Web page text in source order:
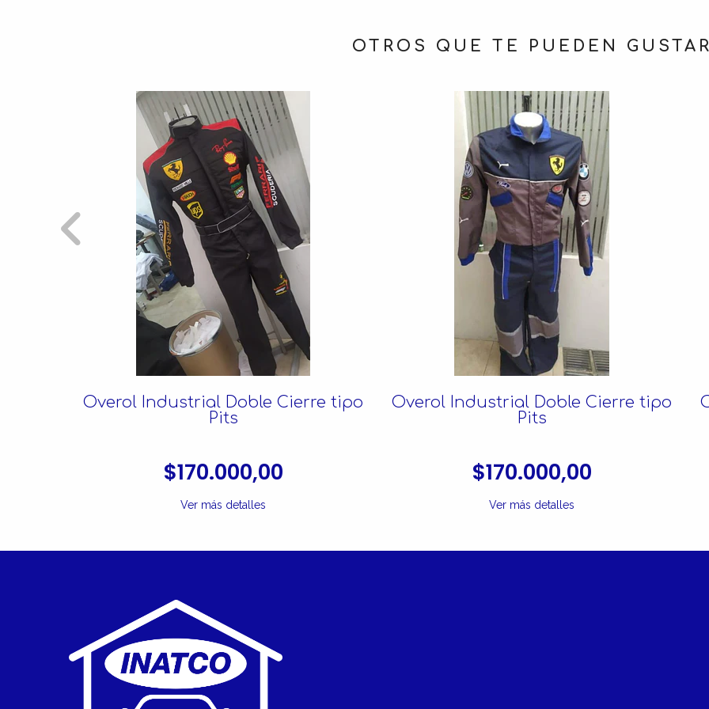
OTROS QUE TE PUEDEN
Overol Industrial Doble Cierre tipo
Pits
$170.000,00
Ver más detalles
Overol Industrial Doble Cierre tipo
Pits
$170.000,00
Ver más detalles